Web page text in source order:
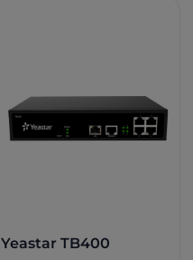
Yeastar TB400